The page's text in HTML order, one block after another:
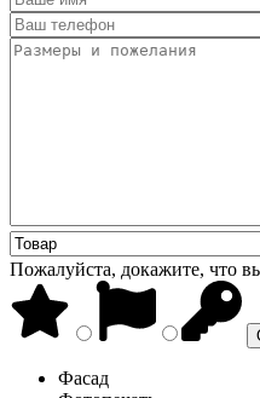
Пожалуйста, докажите, что
Фасад